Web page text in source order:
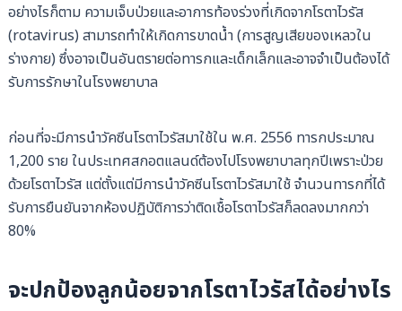
อย่างไรก็ตาม ความเจ็บป่วยและอาการท้องร่วงที่เกิดจากโรตาไวรัส
(rotavirus) สามารถทำให้เกิดการขาดน้ำ (การสูญเสียของเหลวใน
ร่างกาย) ซึ่งอาจเป็นอันตรายต่อทารกและเด็กเล็กและอาจจำเป็นต้องได้
รับการรักษาในโรงพยาบาล
ก่อนที่จะมีการนำวัคซีนโรตาไวรัสมาใช้ใน พ.ศ. 2556 ทารกประมาณ
1,200 ราย ในประเทศสกอตแลนด์ต้องไปโรงพยาบาลทุกปีเพราะป่วย
ด้วยโรตาไวรัส แต่ตั้งแต่มีการนำวัคซีนโรตาไวรัสมาใช้ จำนวนทารกที่ได้
รับการยืนยันจากห้องปฏิบัติการว่าติดเชื้อโรตาไวรัสก็ลดลงมากกว่า
80%
จะปกป้องลูกน้อยจากโรตาไวรัสได้อย่างไร